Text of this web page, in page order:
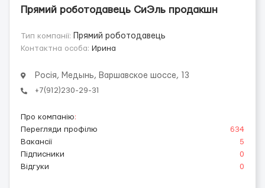
Прямий роботодавець СиЭль продакшн
Тип компанії:
Прямий роботодавець
Контактна особа: Ирина
Росія, Медынь, Варшавское шоссе, 13
+7(912)230-29-31
Про компанію:
Перегляди профілю
634
Вакансії
5
Підписники
0
Відгуки
0